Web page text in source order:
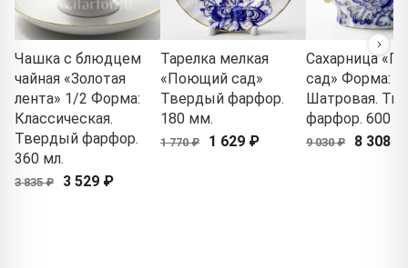
Чашка с блюдцем
чайная «Золотая
лента» 1/2 Форма:
Классическая.
Твердый фарфор.
360 мл.
3 835 ₽ 3 529 ₽
Тарелка мелкая
«Поющий сад»
Твердый фарфор.
180 мм.
1 770 ₽ 1 629 ₽
Сахарница
сад» Форма:
Шатровая.
фарфор. 600
9 030 ₽ 8 308 ₽